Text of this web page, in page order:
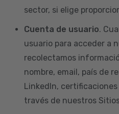
sector, si elige
Cuenta de usuario.
usuario para acceder a
recolectamos
nombre, email, país de
LinkedIn,
través de nuestros